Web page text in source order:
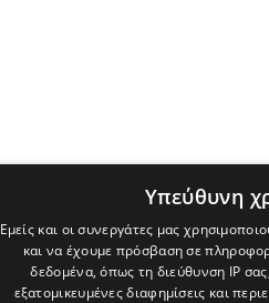
Υπεύθυνη
Εμείς και οι συνεργάτες μας
και να έχουμε πρόσβαση σε
δεδομένα, όπως τη διεύθυνση IP
εξατομικευμένες διαφημίσεις και